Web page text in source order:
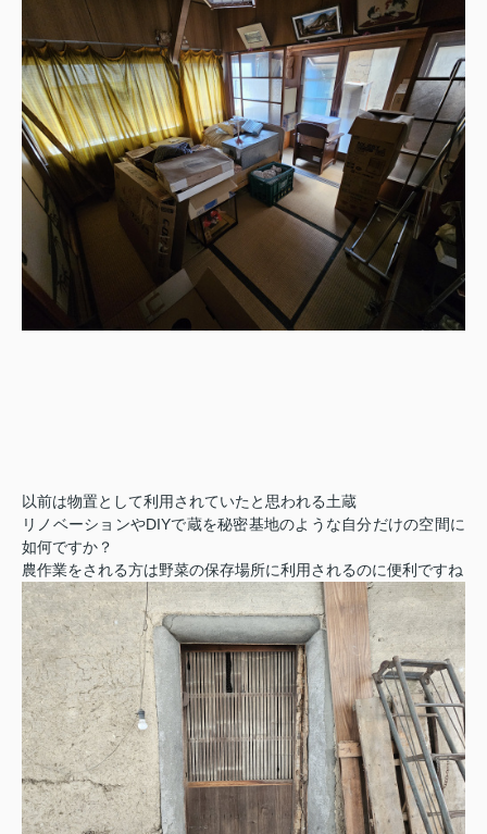
以前は物置として利用されていたと思われる土蔵
リノベーションやDIYで蔵を秘密基地のような自分だけの空間に
如何ですか？
農作業をされる方は野菜の保存場所に利用されるのに便利ですね